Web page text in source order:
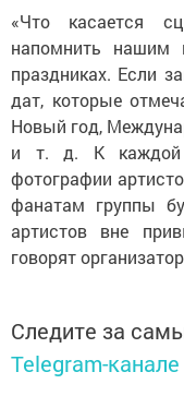
«Что касается
напомнить нашим
праздниках. Если
дат, которые
Новый год,
и т. д. К каждой
фотографии
фанатам группы
артистов вне
говорят
Следите за
Telegram-канале